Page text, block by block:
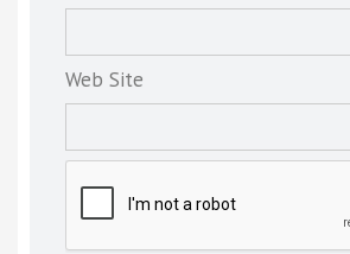
Web Site